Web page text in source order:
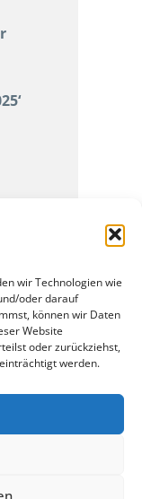
wir Technologien wie
oder darauf
können wir Daten
Website
oder zurückziehst,
werden.